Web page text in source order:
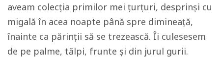
aveam colecția primilor mei țurțuri, desprinși cu
migală în acea noapte până spre dimineață,
înainte ca părinții să se trezească. Îi culesesem
de pe palme, tălpi, frunte și din jurul gurii.